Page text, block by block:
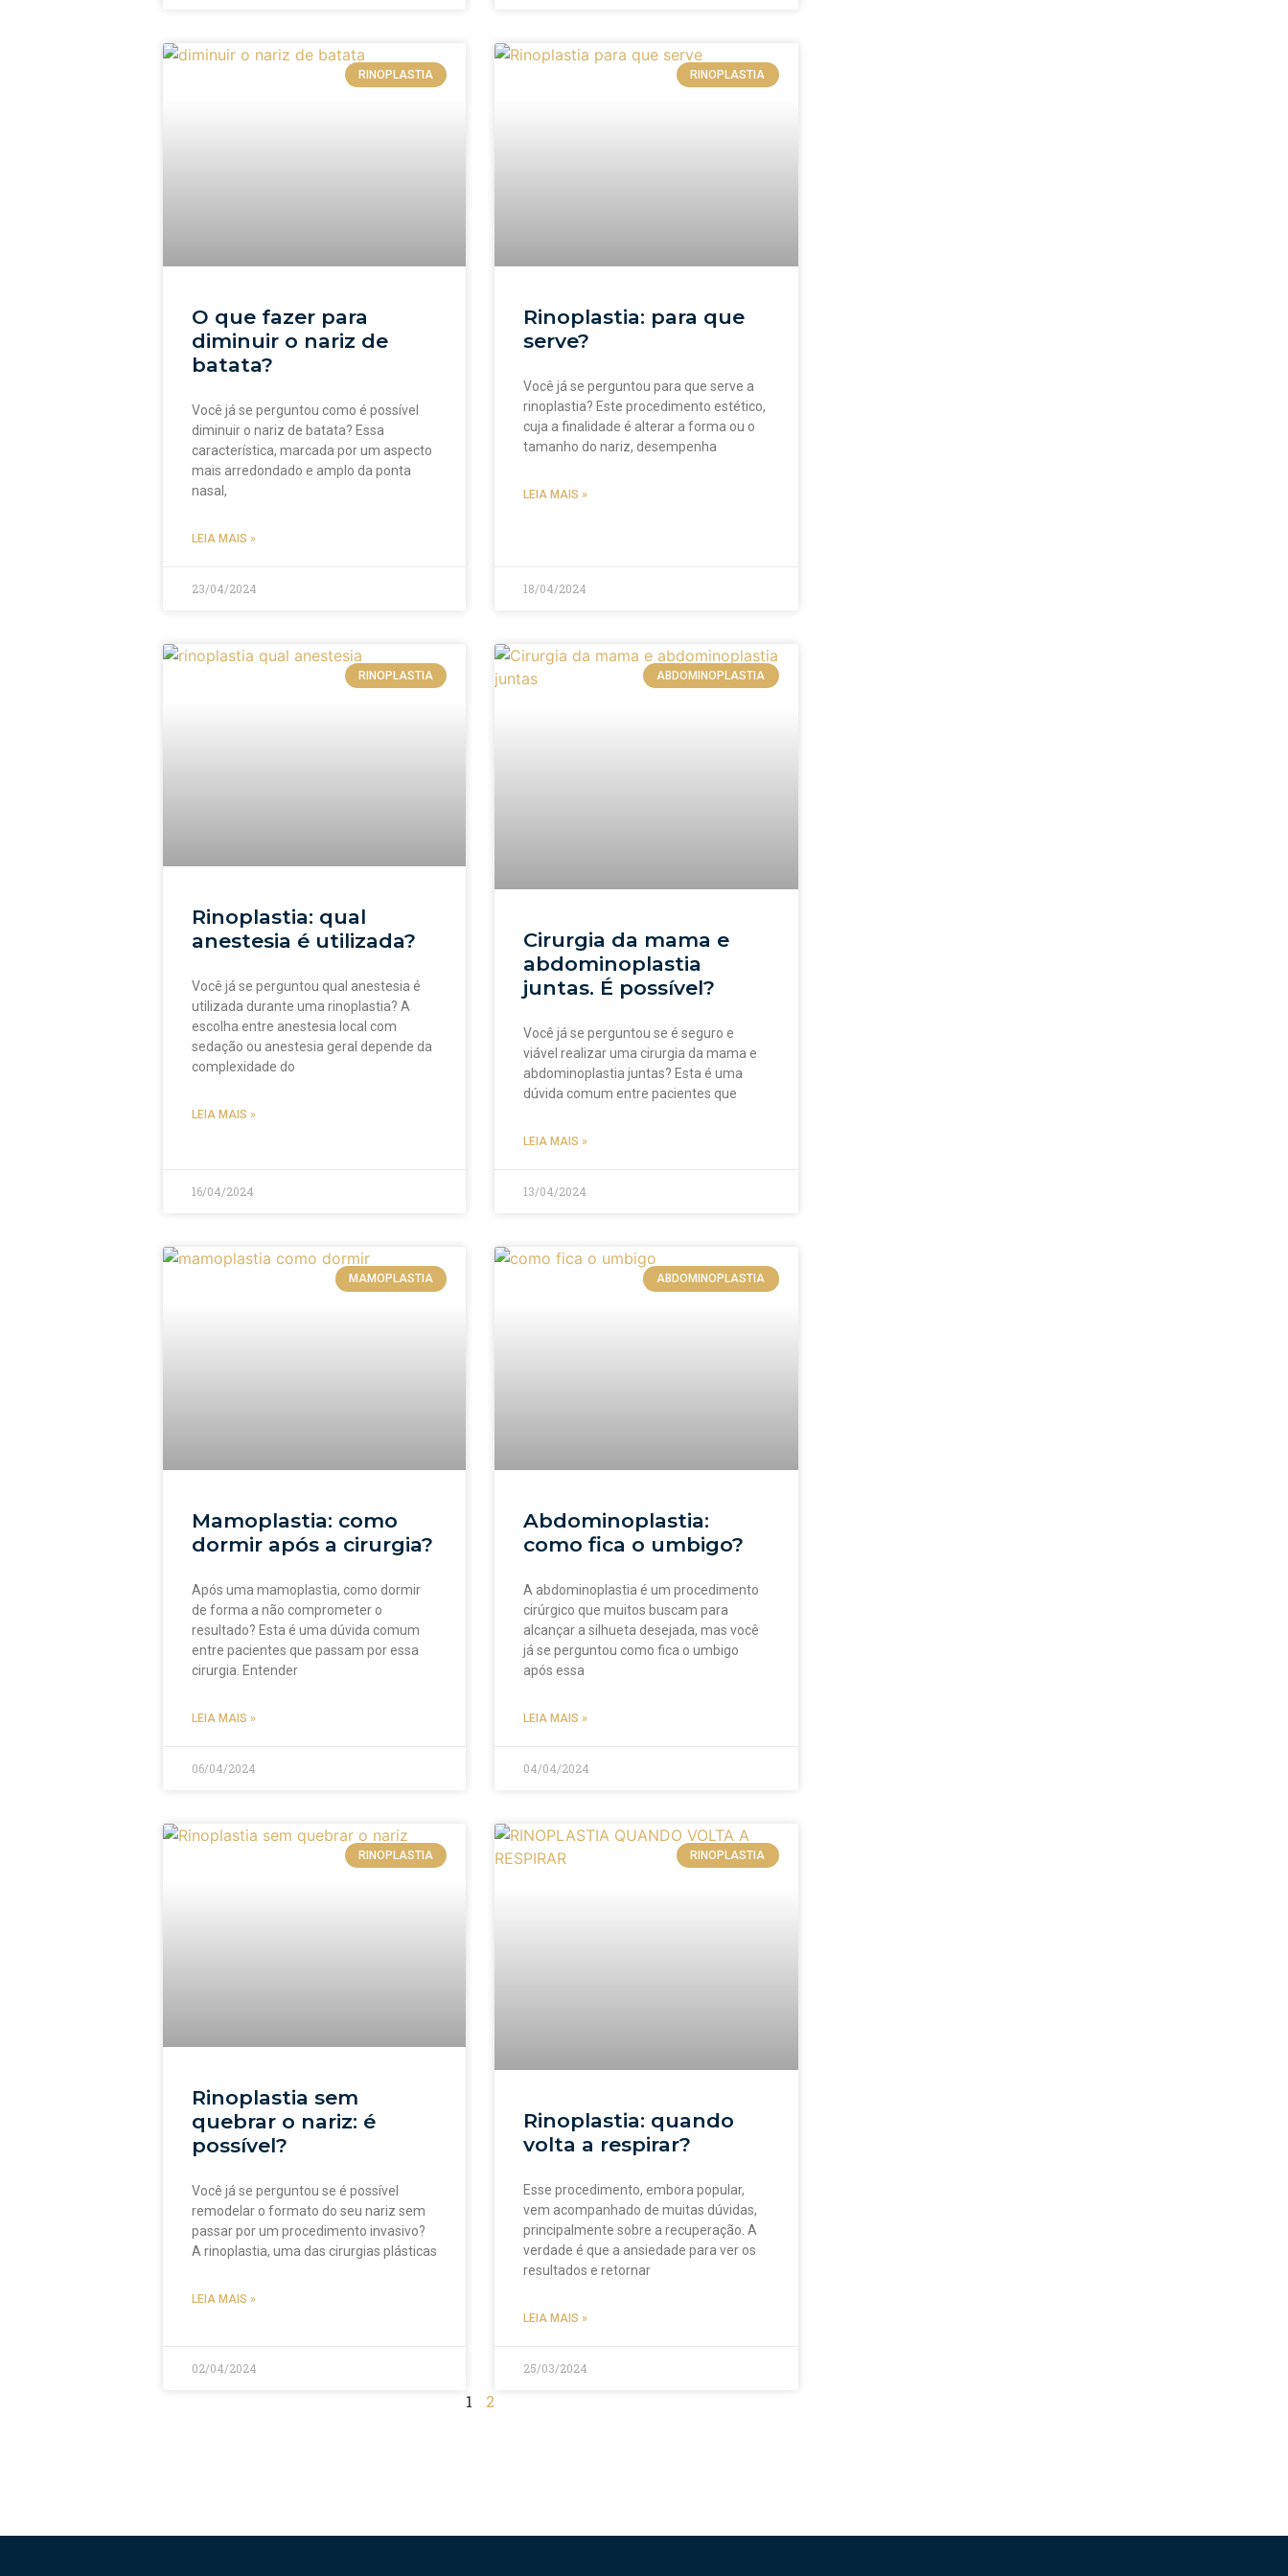
RINOPLASTIA
O que fazer para
diminuir o nariz de
batata?
Você já se perguntou como é possível
diminuir o nariz de batata? Essa
característica, marcada por um aspecto
mais arredondado e amplo da ponta
nasal,
LEIA MAIS »
23/04/2024
RINOPLASTIA
Rinoplastia: para que
serve?
Você já se perguntou para que serve a
rinoplastia? Este procedimento estético,
cuja a finalidade é alterar a forma ou o
tamanho do nariz, desempenha
LEIA MAIS »
18/04/2024
RINOPLASTIA
Rinoplastia: qual
anestesia é utilizada?
Você já se perguntou qual anestesia é
utilizada durante uma rinoplastia? A
escolha entre anestesia local com
sedação ou anestesia geral depende da
complexidade do
LEIA MAIS »
16/04/2024
ABDOMINOPLASTIA
Cirurgia da mama e
abdominoplastia
juntas. É possível?
Você já se perguntou se é seguro e
viável realizar uma cirurgia da mama e
abdominoplastia juntas? Esta é uma
dúvida comum entre pacientes que
LEIA MAIS »
13/04/2024
MAMOPLASTIA
Mamoplastia: como
dormir após a cirurgia?
Após uma mamoplastia, como dormir
de forma a não comprometer o
resultado? Esta é uma dúvida comum
entre pacientes que passam por essa
cirurgia. Entender
LEIA MAIS »
06/04/2024
ABDOMINOPLASTIA
Abdominoplastia:
como fica o umbigo?
A abdominoplastia é um procedimento
cirúrgico que muitos buscam para
alcançar a silhueta desejada, mas você
já se perguntou como fica o umbigo
após essa
LEIA MAIS »
04/04/2024
RINOPLASTIA
Rinoplastia sem
quebrar o nariz: é
possível?
Você já se perguntou se é possível
remodelar o formato do seu nariz sem
passar por um procedimento invasivo?
A rinoplastia, uma das cirurgias plásticas
LEIA MAIS »
02/04/2024
RINOPLASTIA
Rinoplastia: quando
volta a respirar?
Esse procedimento, embora popular,
vem acompanhado de muitas dúvidas,
principalmente sobre a recuperação. A
verdade é que a ansiedade para ver os
resultados e retornar
LEIA MAIS »
25/03/2024
1 2